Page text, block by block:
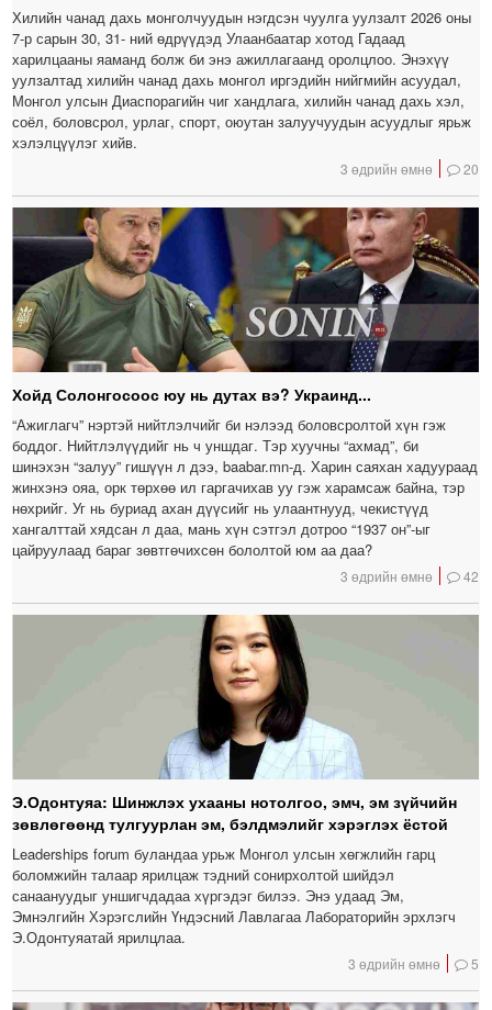
Хилийн чанад дахь монголчуудын нэгдсэн чуулга уулзалт 2026 оны
7-р сарын 30, 31- ний өдрүүдэд Улаанбаатар хотод Гадаад
харилцааны яаманд болж би энэ ажиллагаанд оролцлоо. Энэхүү
уулзалтад хилийн чанад дахь монгол иргэдийн нийгмийн асуудал,
Монгол улсын Диаспорагийн чиг хандлага, хилийн чанад дахь хэл,
соёл, боловсрол, урлаг, спорт, оюутан залуучуудын асуудлыг ярьж
хэлэлцүүлэг хийв.
3 өдрийн өмнө 20
Хойд Солонгосоос юу нь дутах вэ? Украинд...
“Ажиглагч” нэртэй нийтлэлчийг би нэлээд боловсролтой хүн гэж
боддог. Нийтлэлүүдийг нь ч уншдаг. Тэр хуучны “ахмад”, би
шинэхэн “залуу” гишүүн л дээ, baabar.mn-д. Харин саяхан хадуураад
жинхэнэ ояа, орк төрхөө ил гаргачихав уу гэж харамсаж байна, тэр
нөхрийг. Уг нь буриад ахан дүүсийг нь улаантнууд, чекистүүд
хангалттай хядсан л даа, мань хүн сэтгэл дотроо “1937 он”-ыг
цайруулаад бараг зөвтгөчихсөн бололтой юм аа даа?
3 өдрийн өмнө 42
Э.Одонтуяа: Шинжлэх ухааны нотолгоо, эмч, эм зүйчийн
зөвлөгөөнд тулгуурлан эм, бэлдмэлийг хэрэглэх ёстой
Leaderships forum буландаа урьж Монгол улсын хөгжлийн гарц
боломжийн талаар ярилцаж тэдний сонирхолтой шийдэл
санаануудыг уншигчдадаа хүргэдэг билээ. Энэ удаад Эм,
Эмнэлгийн Хэрэгслийн Үндэсний Лавлагаа Лабораторийн эрхлэгч
Э.Одонтуяатай ярилцлаа.
3 өдрийн өмнө 5